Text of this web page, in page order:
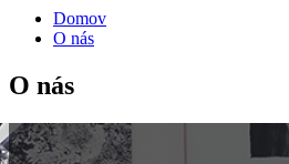
Domov
O nás
O nás